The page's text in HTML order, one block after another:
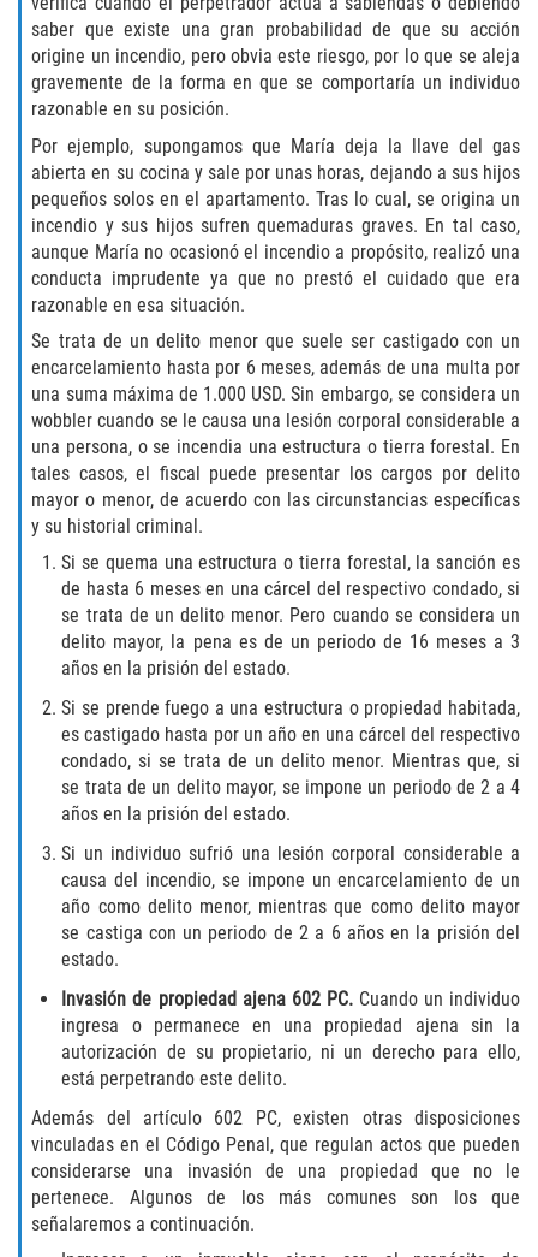
Criminal Threat
Domestic Battery
Elder Abuse
Failure to Provide Care (Child Neglect)
Violation of Restraining Order
Diversion Program
Driving Crimes
Drinking Alcohol in a Motor Vehicle
Driving on a Suspended License
Driving Without a License
Evading an Officer
Hit and Run
Vehicular Manslaughter
Drug Crimes
California Marijuana Laws
Manufacturing of Controlled Substances
Drug Possession
Prop 36
Sales and Transportation of a Controlled
Substance
DUI
saber que existe una gran probabilidad de que su acción
origine un incendio, pero obvia este riesgo, por lo que se aleja
gravemente de la forma en que se comportaría un individuo
razonable en su posición.
Por ejemplo, supongamos que María deja la llave del gas
abierta en su cocina y sale por unas horas, dejando a sus hijos
pequeños solos en el apartamento. Tras lo cual, se origina un
incendio y sus hijos sufren quemaduras graves. En tal caso,
aunque María no ocasionó el incendio a propósito, realizó una
conducta imprudente ya que no prestó el cuidado que era
razonable en esa situación.
Se trata de un delito menor que suele ser castigado con un
encarcelamiento hasta por 6 meses, además de una multa por
una suma máxima de 1.000 USD. Sin embargo, se considera un
wobbler cuando se le causa una lesión corporal considerable a
una persona, o se incendia una estructura o tierra forestal. En
tales casos, el fiscal puede presentar los cargos por delito
mayor o menor, de acuerdo con las circunstancias específicas
y su historial criminal.
Si se quema una estructura o tierra forestal, la sanción es
de hasta 6 meses en una cárcel del respectivo condado, si
se trata de un delito menor. Pero cuando se considera un
delito mayor, la pena es de un periodo de 16 meses a 3
años en la prisión del estado.
Si se prende fuego a una estructura o propiedad habitada,
es castigado hasta por un año en una cárcel del respectivo
condado, si se trata de un delito menor. Mientras que, si
se trata de un delito mayor, se impone un periodo de 2 a 4
años en la prisión del estado.
Si un individuo sufrió una lesión corporal considerable a
causa del incendio, se impone un encarcelamiento de un
año como delito menor, mientras que como delito mayor
se castiga con un periodo de 2 a 6 años en la prisión del
estado.
Invasión de propiedad ajena 602 PC. Cuando un individuo
ingresa o permanece en una propiedad ajena sin la
autorización de su propietario, ni un derecho para ello,
está perpetrando este delito.
Además del artículo 602 PC, existen otras disposiciones
vinculadas en el Código Penal, que regulan actos que pueden
considerarse una invasión de una propiedad que no le
pertenece. Algunos de los más comunes son los que
señalaremos a continuación.